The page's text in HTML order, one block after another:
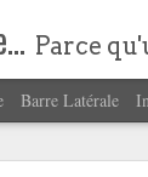
Parce
Barre Latérale